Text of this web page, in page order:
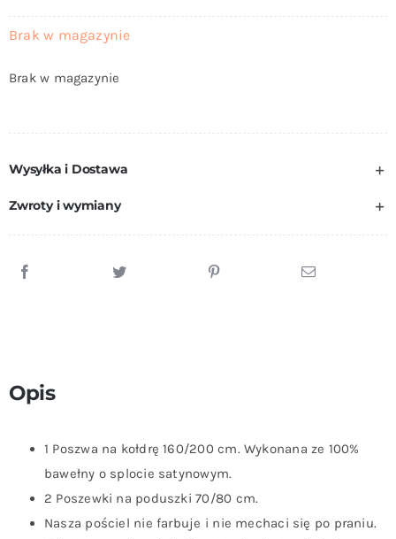
Brak w magazynie
Brak w magazynie
Wysyłka i Dostawa
Zwroty i wymiany
Opis
1 Poszwa na kołdrę 160/200 cm. Wykonana ze 100%
bawełny o splocie satynowym.
2 Poszewki na poduszki 70/80 cm.
Nasza pościel nie farbuje i nie mechaci się po praniu.